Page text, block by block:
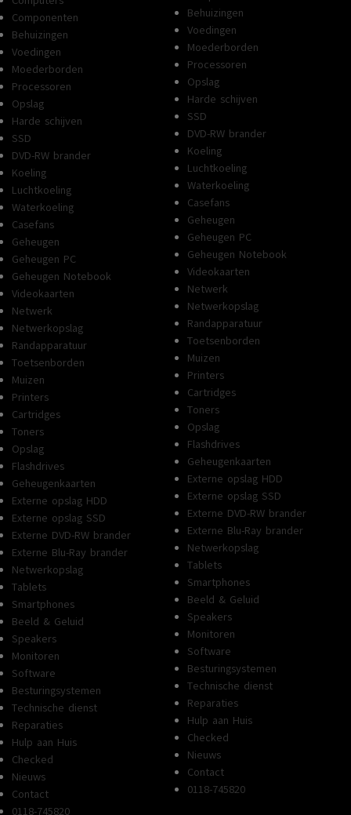
Componenten
Behuizingen
Voedingen
Moederborden
Processoren
Opslag
Harde schijven
SSD
DVD-RW brander
Koeling
Luchtkoeling
Waterkoeling
Casefans
Geheugen
Geheugen PC
Geheugen Notebook
Videokaarten
Netwerk
Netwerkopslag
Randapparatuur
Toetsenborden
Muizen
Printers
Cartridges
Toners
Opslag
Flashdrives
Geheugenkaarten
Externe opslag HDD
Externe opslag SSD
Externe DVD-RW brander
Externe Blu-Ray brander
Netwerkopslag
Tablets
Smartphones
Beeld & Geluid
Speakers
Monitoren
Software
Besturingsystemen
Technische dienst
Reparaties
Hulp aan Huis
Checked
Nieuws
Contact
0118-745820
Behuizingen
Voedingen
Moederborden
Processoren
Opslag
Harde schijven
SSD
DVD-RW brander
Koeling
Luchtkoeling
Waterkoeling
Casefans
Geheugen
Geheugen PC
Geheugen Notebook
Videokaarten
Netwerk
Netwerkopslag
Randapparatuur
Toetsenborden
Muizen
Printers
Cartridges
Toners
Opslag
Flashdrives
Geheugenkaarten
Externe opslag HDD
Externe opslag SSD
Externe DVD-RW brander
Externe Blu-Ray brander
Netwerkopslag
Tablets
Smartphones
Beeld & Geluid
Speakers
Monitoren
Software
Besturingsystemen
Technische dienst
Reparaties
Hulp aan Huis
Checked
Nieuws
Contact
0118-745820